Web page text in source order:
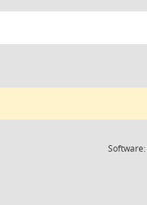
Software: